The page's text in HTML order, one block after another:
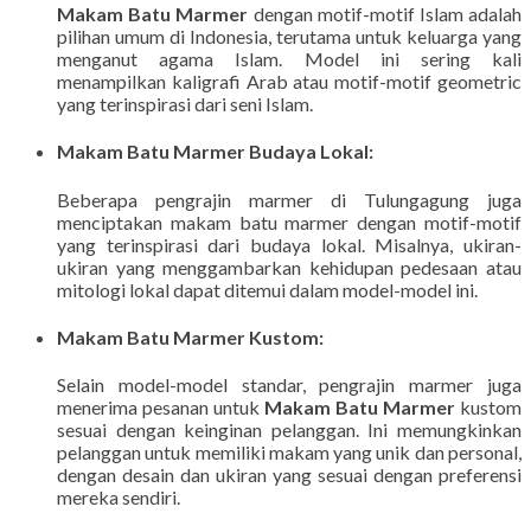
Makam Batu Marmer dengan motif-motif Islam adalah
pilihan umum di Indonesia, terutama untuk keluarga yang
menganut agama Islam. Model ini sering kali
menampilkan kaligrafi Arab atau motif-motif geometric
yang terinspirasi dari seni Islam.
Makam Batu Marmer Budaya Lokal:
Beberapa pengrajin marmer di Tulungagung juga
menciptakan makam batu marmer dengan motif-motif
yang terinspirasi dari budaya lokal. Misalnya, ukiran-
ukiran yang menggambarkan kehidupan pedesaan atau
mitologi lokal dapat ditemui dalam model-model ini.
Makam Batu Marmer Kustom:
Selain model-model standar, pengrajin marmer juga
menerima pesanan untuk Makam Batu Marmer kustom
sesuai dengan keinginan pelanggan. Ini memungkinkan
pelanggan untuk memiliki makam yang unik dan personal,
dengan desain dan ukiran yang sesuai dengan preferensi
mereka sendiri.